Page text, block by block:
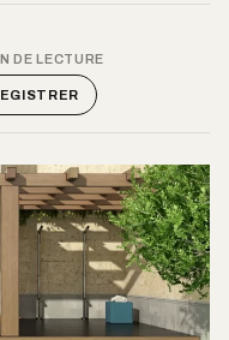
DE LECTURE